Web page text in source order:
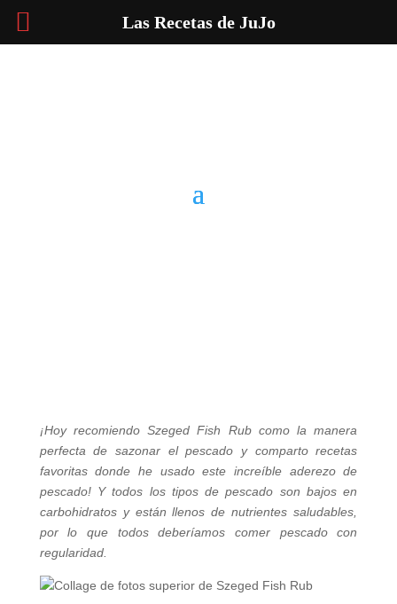
¡Hoy recomiendo Szeged Fish Rub como la manera
perfecta de sazonar el pescado y comparto recetas
favoritas donde he usado este increíble aderezo de
pescado! Y todos los tipos de pescado son bajos en
carbohidratos y están llenos de nutrientes saludables,
por lo que todos deberíamos comer pescado con
regularidad.
Las Recetas de JuJo